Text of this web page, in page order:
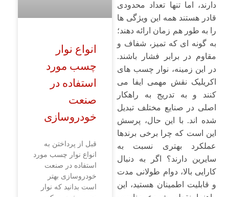
دارند، اما تنها تعداد محدودی
قادر هستند همه این ویژگی ‌ها
را به‌ طور هم زمان ارائه دهند؛
به‌ گونه ‌ای که تمیز، شفاف و
مقاوم در برابر فشار باشند.
در این زمینه، نوار چسب‌ های
اکریلیک نقش مهمی ایفا می
‌کنند و به تدریج به راهکار
اصلی در صنایع مختلف تبدیل
شده ‌اند. با این حال، پرسش
این است که چرا برخی برندها
عملکرد بهتری نسبت به
سایرین دارند؟ اگر به دنبال
کارایی بالا، دوام طولانی ‌مدت
و قابلیت اطمینان هستید، این
انواع نوار
چسب مورد
استفاده در
صنعت
خودروسازی
قبل از پرداختن به
انواع نوار چسب مورد
استفاده در صنعت
خودروسازی بهتر
است بدانید که نوار